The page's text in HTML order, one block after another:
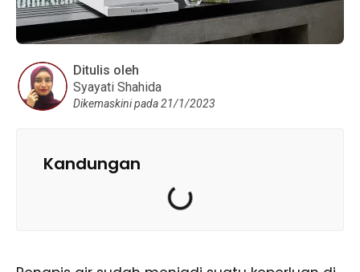
Ditulis oleh
Syayati Shahida
Dikemaskini pada 21/1/2023
Kandungan